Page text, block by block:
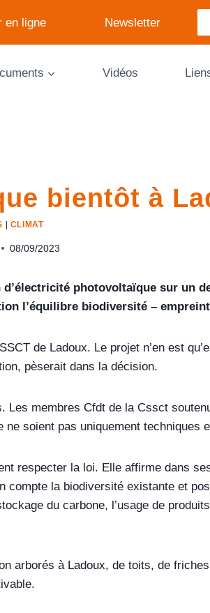
en ligne Newsletter
Vidéos
bientôt à
CLIMAT
08/09/2023
photovoltaïque sur un
l’équilibre biodiversité –
de Ladoux. Le projet n’en est
pèserait dans la décision.
membres Cfdt de la Cssct
soient pas uniquement techniques
respecter la loi. Elle affirme dans
compte la biodiversité existante et
du carbone, l’usage de
arborés à Ladoux, de toits, de